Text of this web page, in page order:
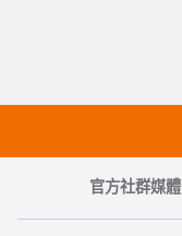
官方社群媒體